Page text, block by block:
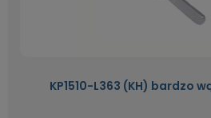
KP1510-L363 (KH) bardzo